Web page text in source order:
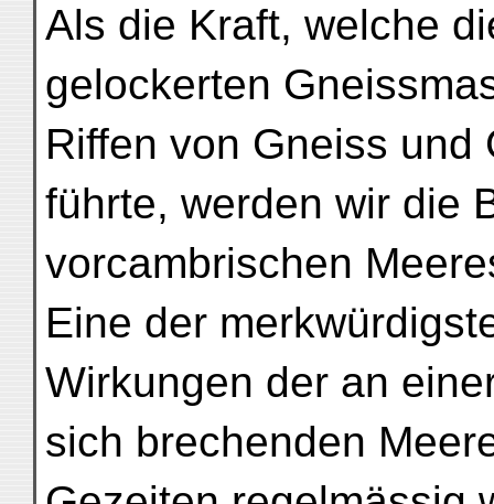
Als die Kraft, welche
gelockerten
Riffen von Gneiss und
führte, werden wir die
vorcambrischen
Eine der
Wirkungen der an
sich brechenden